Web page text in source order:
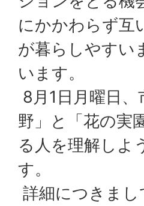
にかかわらず互
が暮らしやすい
います。
8月1日月曜日
野」と「花の実
る人を理解しよ
す。
詳細につきま